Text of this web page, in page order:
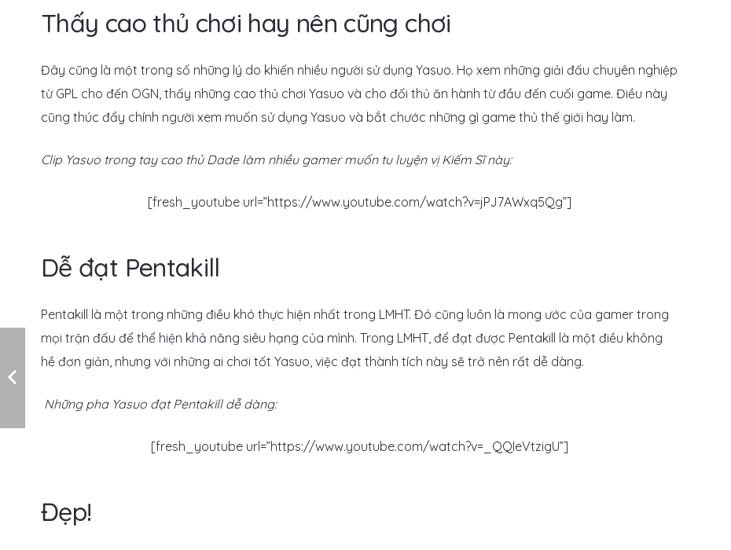
Thấy cao thủ chơi hay nên cũng chơi
Đây cũng là một trong số những lý do khiến nhiều người sử dụng Yasuo. Họ xem những giải đấu chuyên nghiệp
từ GPL cho đến OGN, thấy những cao thủ chơi Yasuo và cho đối thủ ăn hành từ đầu đến cuối game. Điều này
cũng thúc đẩy chính người xem muốn sử dụng Yasuo và bắt chước những gì game thủ thế giới hay làm.
Clip Yasuo trong tay cao thủ Dade làm nhiều gamer muốn tu luyện vị Kiếm Sĩ này:
[fresh_youtube url=”https://www.youtube.com/watch?v=jPJ7AWxq5Qg”]
Dễ đạt Pentakill
Pentakill là một trong những điều khó thực hiện nhất trong LMHT. Đó cũng luôn là mong ước của gamer trong
mọi trận đấu để thể hiện khả năng siêu hạng của mình. Trong LMHT, để đạt được Pentakill là một điều không
hề đơn giản, nhưng với những ai chơi tốt Yasuo, việc đạt thành tích này sẽ trở nên rất dễ dàng.
Những pha Yasuo đạt Pentakill dễ dàng:
[fresh_youtube url=”https://www.youtube.com/watch?v=_QQIeVtzigU”]
Đẹp!